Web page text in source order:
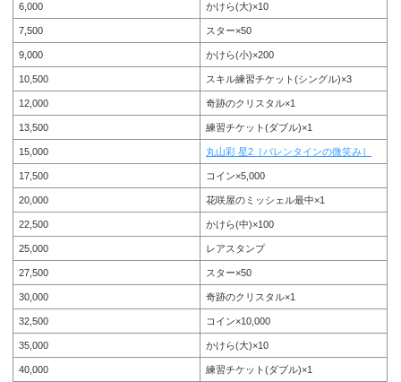
6,000 かけら(大)×10
7,500 スター×50
9,000 かけら(小)×200
10,500 スキル練習チケット(シングル)×3
12,000 奇跡のクリスタル×1
13,500 練習チケット(ダブル)×1
15,000 丸山彩 星2［バレンタインの微笑み］
17,500 コイン×5,000
20,000 花咲屋のミッシェル最中×1
22,500 かけら(中)×100
25,000 レアスタンプ
27,500 スター×50
30,000 奇跡のクリスタル×1
32,500 コイン×10,000
35,000 かけら(大)×10
40,000 練習チケット(ダブル)×1